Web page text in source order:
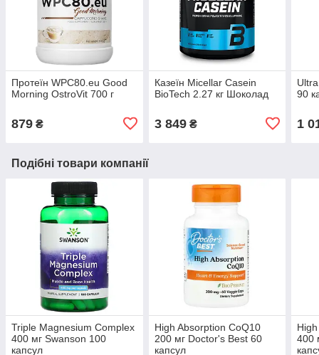
Протеїн WPC80.eu Good
Morning OstroVit 700 г
879 ₴
Казеїн Micellar Casein
BioTech 2.27 кг Шоколад
3 849₴
90
1
Подібні товари компанії
Triple Magnesium Complex
400 мг Swanson 100
капсул
High Absorption CoQ10
200 мг Doctor's Best 60
капсул
400